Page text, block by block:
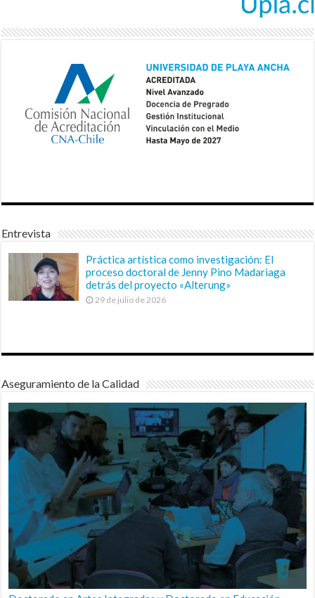
Entrevista
Práctica artística como investigación: El
proceso doctoral de Jenny Pino Madariaga
detrás del proyecto «Alterung»
29 de julio de 2026
Aseguramiento de la Calidad